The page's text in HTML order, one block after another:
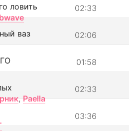
02:33
ловить
02:06
ваз
01:58
02:33
, Paella
03:36